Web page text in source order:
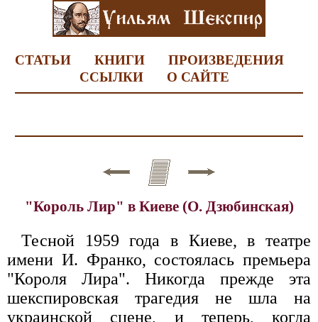
СТАТЬИ КНИГИ
ПРОИЗВЕДЕНИЯ
ССЫЛКИ
О САЙТЕ
"Король Лир" в Киеве (О. Дзюбинская)
Тесной 1959 года в Киеве, в театре
имени И. Франко, состоялась премьера
"Короля Лира". Никогда прежде эта
шекспировская трагедия не шла на
украинской сцене, и теперь, когда